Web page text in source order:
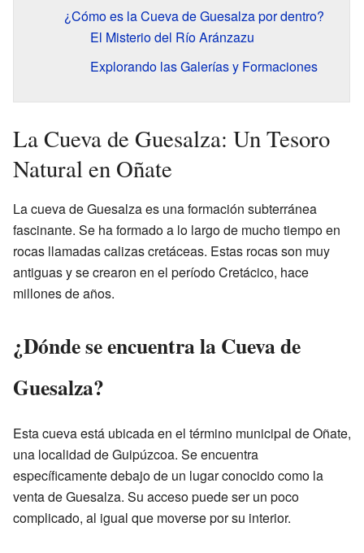
¿Cómo es la Cueva de Guesalza por dentro?
El Misterio del Río Aránzazu
Explorando las Galerías y Formaciones
La Cueva de Guesalza: Un Tesoro
Natural en Oñate
La cueva de Guesalza es una formación subterránea
fascinante. Se ha formado a lo largo de mucho tiempo en
rocas llamadas calizas cretáceas. Estas rocas son muy
antiguas y se crearon en el período Cretácico, hace
millones de años.
¿Dónde se encuentra la Cueva de
Guesalza?
Esta cueva está ubicada en el término municipal de Oñate,
una localidad de Guipúzcoa. Se encuentra
específicamente debajo de un lugar conocido como la
venta de Guesalza. Su acceso puede ser un poco
complicado, al igual que moverse por su interior.